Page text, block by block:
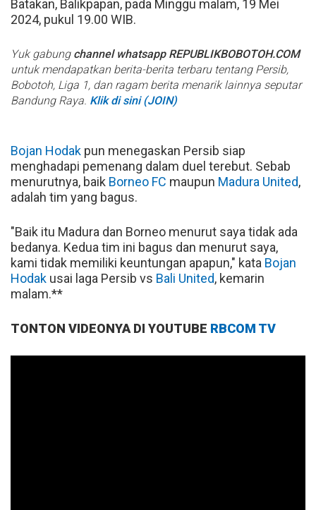
Batakan, Balikpapan, pada Minggu malam, 19 Mei
2024, pukul 19.00 WIB.
Yuk gabung channel whatsapp REPUBLIKBOBOTOH.COM
untuk mendapatkan berita-berita terbaru tentang Persib,
Bobotoh, Liga 1, dan ragam berita menarik lainnya seputar
Bandung Raya. Klik di sini (JOIN)
Bojan Hodak pun menegaskan Persib siap
menghadapi pemenang dalam duel terebut. Sebab
menurutnya, baik Borneo FC maupun Madura United,
adalah tim yang bagus.
"Baik itu Madura dan Borneo menurut saya tidak ada
bedanya. Kedua tim ini bagus dan menurut saya,
kami tidak memiliki keuntungan apapun," kata Bojan
Hodak usai laga Persib vs Bali United, kemarin
malam.**
TONTON VIDEONYA DI YOUTUBE RBCOM TV